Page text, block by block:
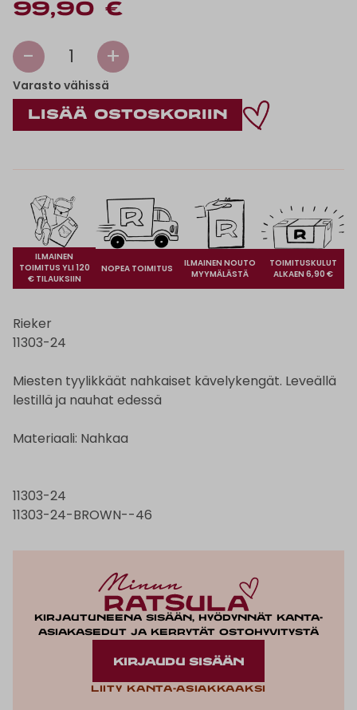
99,90 €
- 1 +
Varasto vähissä
ILMAINEN
TOIMITUS YLI 120
€ TILAUKSIIN
NOPEA TOIMITUS
ILMAINEN NOUTO
MYYMÄLÄSTÄ
TOIMITUSKULUT
ALKAEN 6,90 €
Rieker
11303-24
Miesten tyylikkäät nahkaiset kävelykengät. Leveällä
lestillä ja nauhat edessä
Materiaali: Nahkaa
11303-24
11303-24-BROWN--46
Kirjautuneena sisään, hyödynnät kanta-
asiakasedut ja kerrytät ostohyvitystä
KIRJAUDU SISÄÄN
Liity kanta-asiakkaaksi